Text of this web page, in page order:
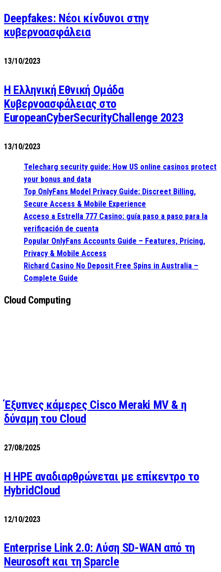
Deepfakes: Νέοι κίνδυνοι στην
κυβερνοασφάλεια
13/10/2023
Η Ελληνική Εθνική Ομάδα
Κυβερνοασφάλειας στο
EuropeanCyberSecurityChallenge 2023
13/10/2023
Telecharg security guide: How US online casinos protect
your bonus and data
Top OnlyFans Model Privacy Guide: Discreet Billing,
Secure Access & Mobile Experience
Acceso a Estrella 777 Casino: guía paso a paso para la
verificación de cuenta
Popular OnlyFans Accounts Guide – Features, Pricing,
Privacy & Mobile Access
Richard Casino No Deposit Free Spins in Australia –
Complete Guide
Cloud Computing
Έξυπνες κάμερες Cisco Meraki MV & η
δύναμη του Cloud
27/08/2025
H HPE αναδιαρθρώνεται με επίκεντρο το
HybridCloud
12/10/2023
Enterprise Link 2.0: Λύση SD-WAN από τη
Neurosoft και τη Sparcle